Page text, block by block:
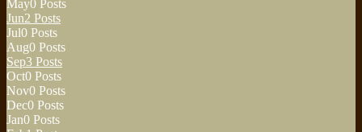
May0 Posts
Jun2 Posts
Jul0 Posts
Aug0 Posts
Sep3 Posts
Oct0 Posts
Nov0 Posts
Dec0 Posts
Jan0 Posts